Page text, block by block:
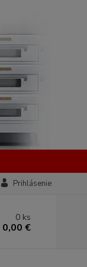
Prihlásenie
0 ks
0,00 €